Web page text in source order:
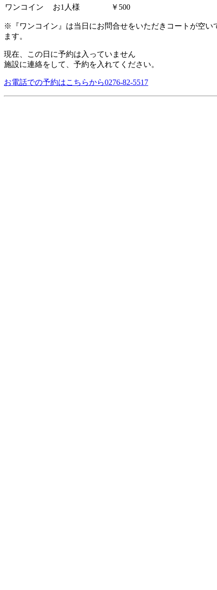
ワンコイン
お1人様 ￥500
※『ワンコイン』は当日にお問合せをいただきコートが空
ます。
現在、この日に予約は入っていません
施設に連絡をして、予約を入れてください。
お電話での予約はこちらから0276-82-5517